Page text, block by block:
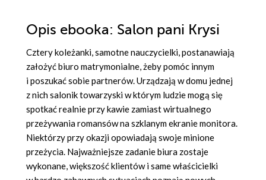
Opis ebooka: Salon pani Krysi
Cztery koleżanki, samotne nauczycielki, postanawiają
założyć biuro matrymonialne, żeby pomóc innym
i poszukać sobie partnerów. Urządzają w domu jednej
z nich salonik towarzyski w którym ludzie mogą się
spotkać realnie przy kawie zamiast wirtualnego
przeżywania romansów na szklanym ekranie monitora.
Niektórzy przy okazji opowiadają swoje minione
przeżycia. Najważniejsze zadanie biura zostaje
wykonane, większość klientów i same właścicielki